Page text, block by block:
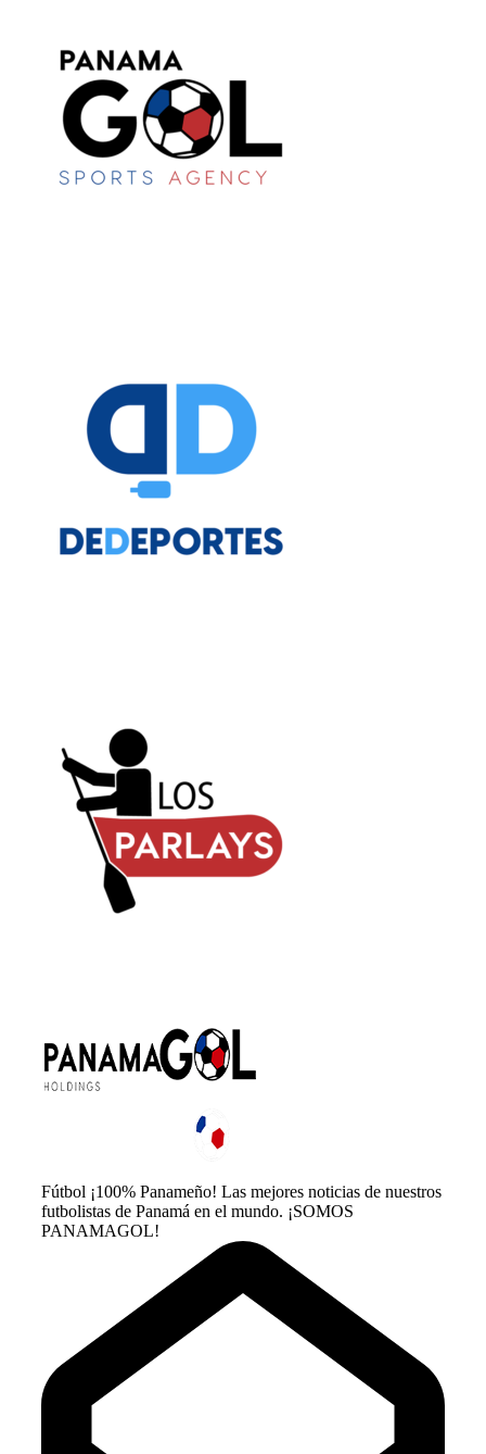
Fútbol ¡100% Panameño! Las mejores noticias de nuestros
futbolistas de Panamá en el mundo. ¡SOMOS
PANAMAGOL!